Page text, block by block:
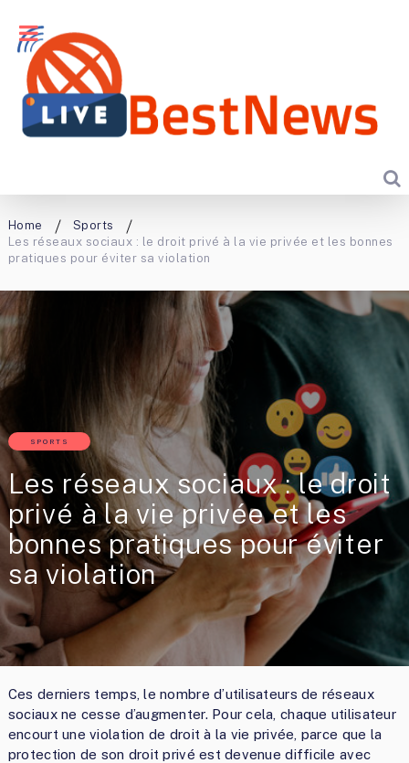
Home
Sports
Les réseaux sociaux : le droit privé à la vie privée et les bonnes
pratiques pour éviter sa violation
SPORTS
Les réseaux sociaux : le droit
privé à la vie privée et les
bonnes pratiques pour éviter
sa violation
Ces derniers temps, le nombre d’utilisateurs de réseaux
sociaux ne cesse d’augmenter. Pour cela, chaque utilisateur
encourt une violation de droit à la vie privée, parce que la
protection de son droit privé est devenue difficile avec